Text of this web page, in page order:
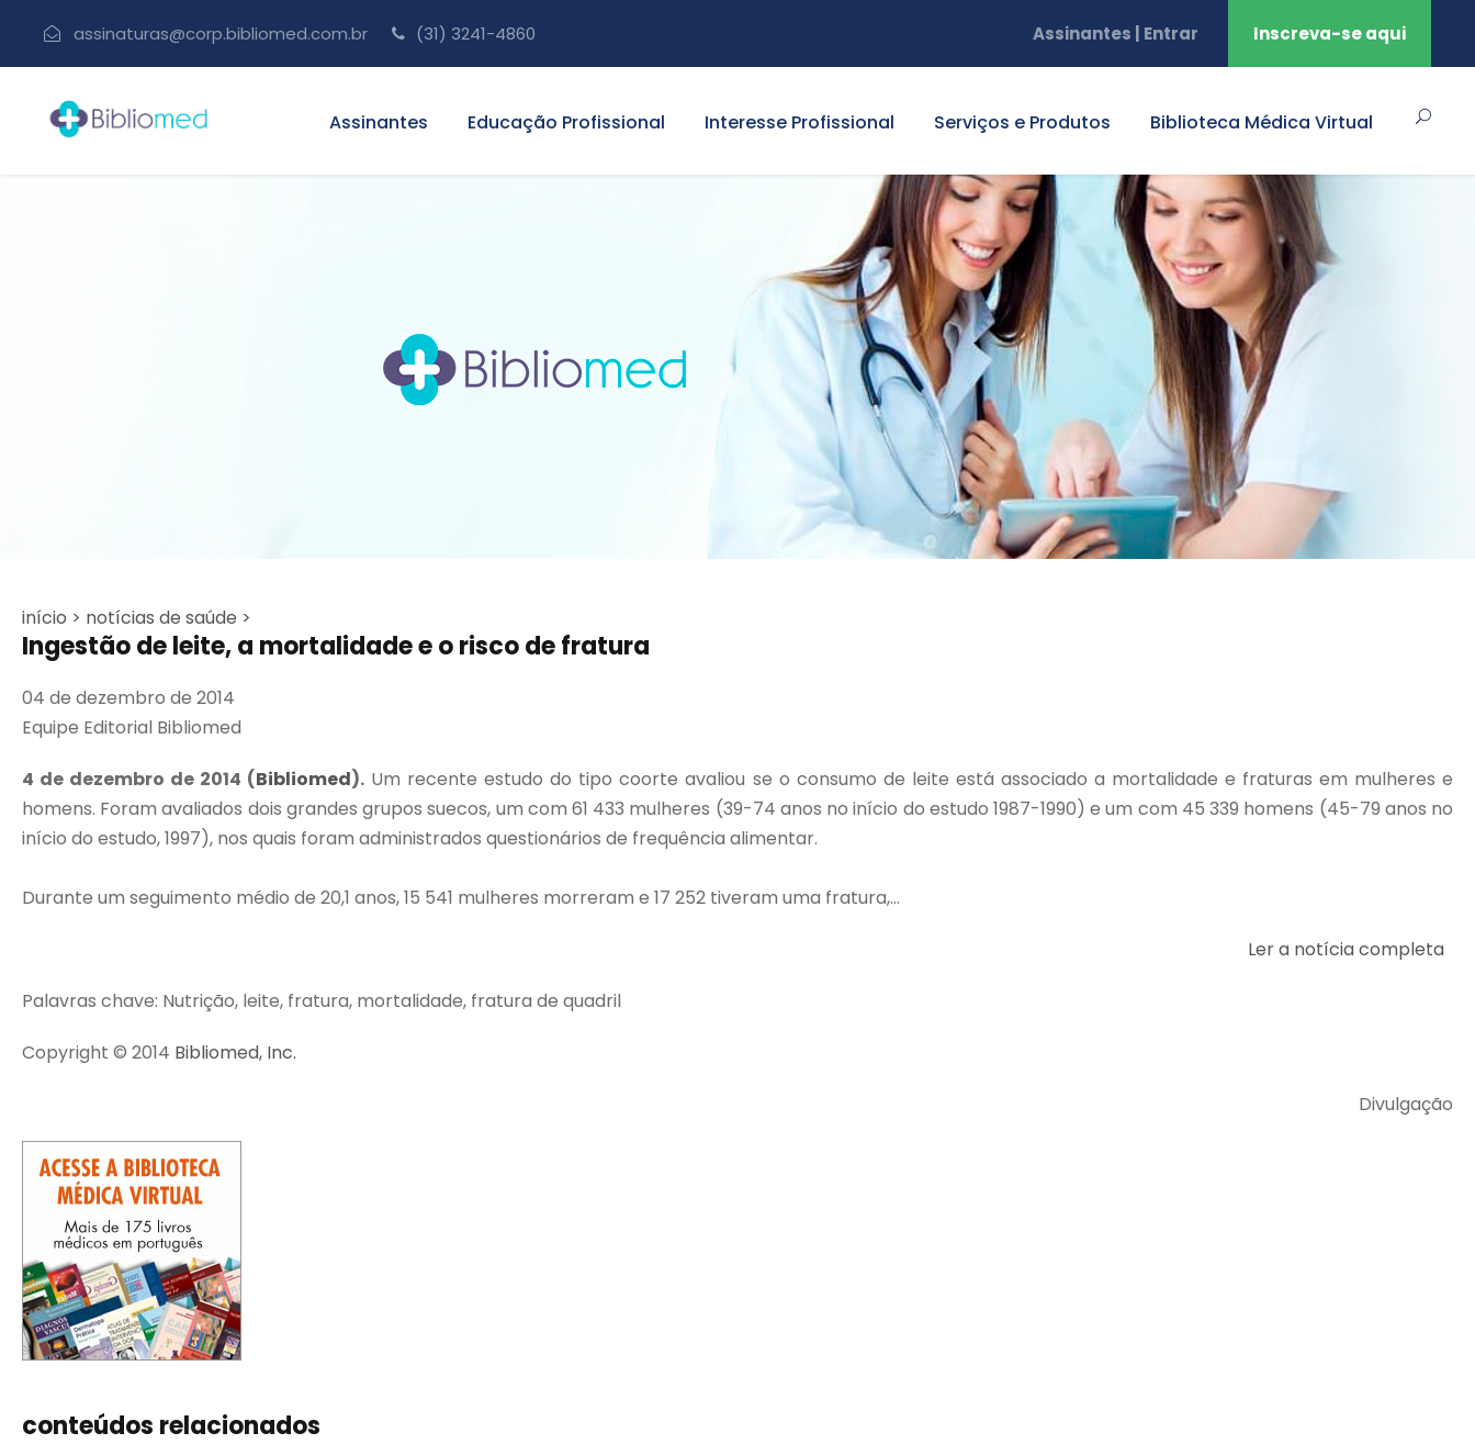
assinaturas@corp.bibliomed.com.br (31) 3241-4860 Assinantes | Entrar Inscreva-se aqui
Assinantes Educação Profissional Interesse Profissional Serviços e Produtos Biblioteca Médica Virtual
início > notícias de saúde >
Ingestão de leite, a mortalidade e o risco de fratura
04 de dezembro de 2014
Equipe Editorial Bibliomed
4 de dezembro de 2014 (Bibliomed). Um recente estudo do tipo coorte avaliou se o consumo de leite está associado a mortalidade e fraturas em mulheres e
homens. Foram avaliados dois grandes grupos suecos, um com 61 433 mulheres (39-74 anos no início do estudo 1987-1990) e um com 45 339 homens (45-79 anos no
início do estudo, 1997), nos quais foram administrados questionários de frequência alimentar.
Durante um seguimento médio de 20,1 anos, 15 541 mulheres morreram e 17 252 tiveram uma fratura,...
Ler a notícia completa
Palavras chave: Nutrição, leite, fratura, mortalidade, fratura de quadril
Copyright © 2014 Bibliomed, Inc.
Divulgação
conteúdos relacionados